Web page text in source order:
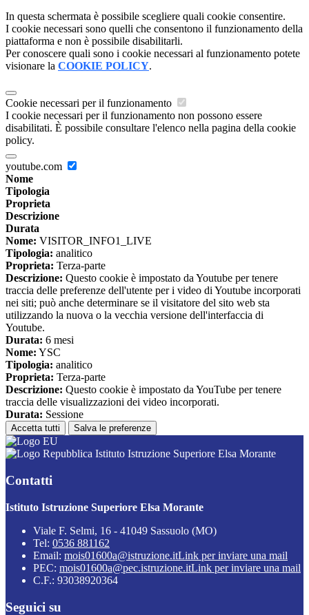
In questa schermata è possibile scegliere quali cookie consentire.
I cookie necessari sono quelli che consentono il funzionamento della
piattaforma e non è possibile disabilitarli.
Per conoscere quali sono i cookie necessari al funzionamento potete
visionare la COOKIE POLICY.
Cookie necessari per il funzionamento
I cookie necessari per il funzionamento non possono essere
disabilitati. È possibile consultare l'elenco nella pagina della cookie
policy.
youtube.com
Nome
Tipologia
Proprieta
Descrizione
Durata
Nome: VISITOR_INFO1_LIVE
Tipologia: analitico
Proprieta: Terza-parte
Descrizione: Questo cookie è impostato da Youtube per tenere
traccia delle preferenze dell'utente per i video di Youtube incorporati
nei siti; può anche determinare se il visitatore del sito web sta
utilizzando la nuova o la vecchia versione dell'interfaccia di
Youtube.
Durata: 6 mesi
Nome: YSC
Tipologia: analitico
Proprieta: Terza-parte
Descrizione: Questo cookie è impostato da YouTube per tenere
traccia delle visualizzazioni dei video incorporati.
Durata: Sessione
Accetta tutti Salva le preferenze
Istituto Istruzione Superiore Elsa Morante
Contatti
Istituto Istruzione Superiore Elsa Morante
Viale F. Selmi, 16 - 41049 Sassuolo (MO)
Tel: 0536 881162
Email: mois01600a@istruzione.itLink per inviare una mail
PEC: mois01600a@pec.istruzione.itLink per inviare una mail
C.F.: 93038920364
Seguici su